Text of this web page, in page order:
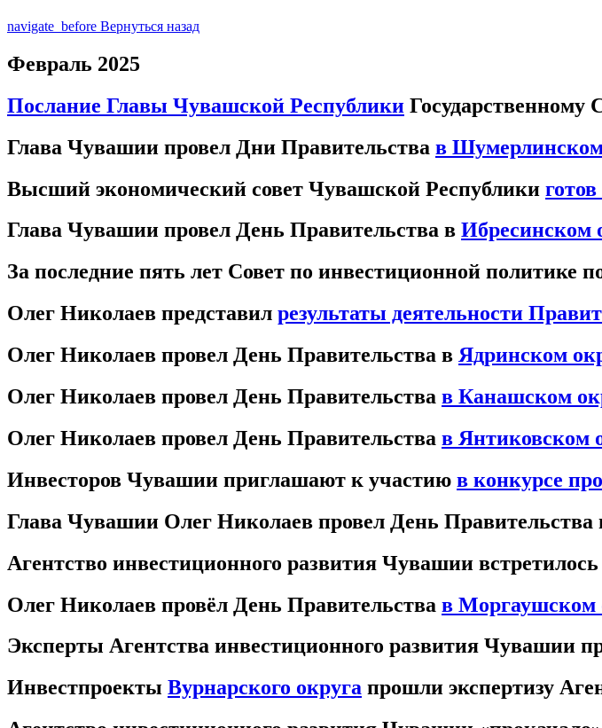
navigate_before Вернуться назад
Февраль 2025
Послание Главы Чувашской Республики Государственному
Глава Чувашии провел Дни Правительства в Шумерлинском
Высший экономический совет Чувашской Республики
Глава Чувашии провел День Правительства в Ибресинском
За последние пять лет Совет по инвестиционной политике
Олег Николаев представил результаты деятельности
Олег Николаев провел День Правительства в Ядринском
Олег Николаев провел День Правительства в Канашском
Олег Николаев провел День Правительства в Янтиковском
Инвесторов Чувашии приглашают к участию в конкурсе
Глава Чувашии Олег Николаев провел День Правительства
Агентство инвестиционного развития Чувашии
Олег Николаев провёл День Правительства в Моргаушском
Эксперты Агентства инвестиционного развития Чувашии
Инвестпроекты Вурнарского округа прошли экспертизу